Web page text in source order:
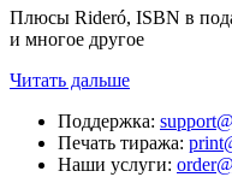
Плюсы Rideró, ISBN в
и многое другое
Читать дальше
Поддержка:
Печать тиража:
Наши услуги: